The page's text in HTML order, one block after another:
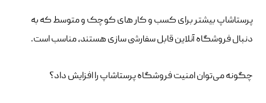
پرستاشاپ بیشتر برای کسب‌ و کار های کوچک و متوسط که به
دنبال فروشگاه آنلاین قابل سفارشی‌ سازی هستند، مناسب است.
چگونه می‌توان امنیت فروشگاه پرستاشاپ را افزایش داد؟